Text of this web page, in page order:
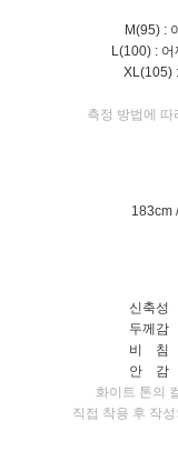
M(95) :
L(100) :
XL(105)
측정 방법에
183cm
신축
두께
비 침
안 감
화이트 톤의
직접 착용 후 작